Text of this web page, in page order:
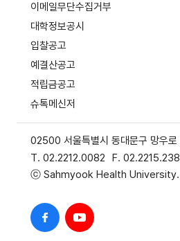
이메일무단수집거부
대학정보공시
입찰공고
예결산공고
적립금공고
슈톡메신저
02500 서울특별시 동대문구 망우
T. 02.2212.0082
F.
ⓒ Sahmyook Health